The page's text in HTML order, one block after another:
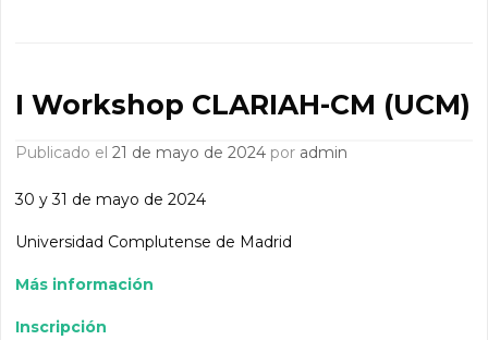
I Workshop CLARIAH-CM (UCM)
Publicado el21 de mayo de 2024 por admin
30 y 31 de mayo de 2024
Universidad Complutense de Madrid
Más información
Inscripción